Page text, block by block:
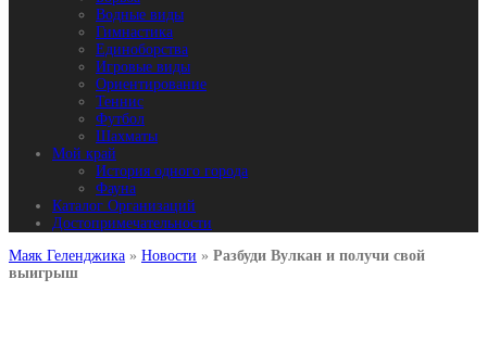
Водные виды
Гимнастика
Единоборства
Игровые виды
Ориентирование
Теннис
Футбол
Шахматы
Мой край
История одного города
Фауна
Каталог Организаций
Достопримечательности
Маяк Геленджика » Новости » Разбуди Вулкан и получи свой
выигрыш